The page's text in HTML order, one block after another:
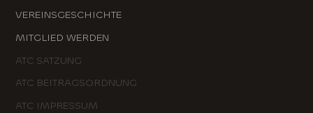
VEREINSGESCHICHTE
MITGLIED WERDEN
ATC SATZUNG
ATC BEITRAGSORDNUNG
ATC IMPRESSUM